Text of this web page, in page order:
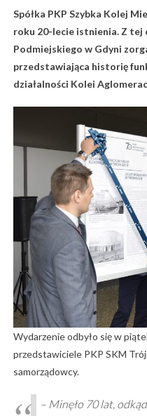
Spółka PKP Szybka Kolej
roku 20-lecie istnienia. Z
Podmiejskiego w Gdyni
przedstawiająca historię
działalności Kolei
Wydarzenie odbyło się w
przedstawiciele PKP SKM
samorządowcy.
– Minęło 70 lat,